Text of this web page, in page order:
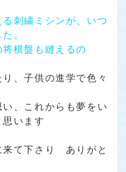
刺繍ミシンが、いつ
。
棋盤も縫えるの
、子供の進学で色々
、これからも夢をい
います
来て下さり ありがと